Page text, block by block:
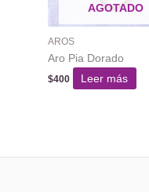
AGOTADO
AROS
Aro Pia Dorado
$400 Leer más